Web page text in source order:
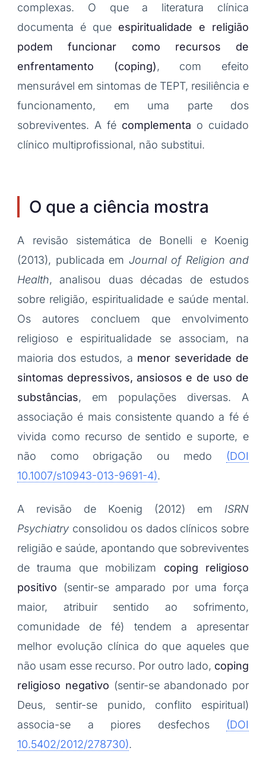
complexas. O que a literatura clínica
documenta é que espiritualidade e religião
podem funcionar como recursos de
enfrentamento (coping), com efeito
mensurável em sintomas de TEPT, resiliência e
funcionamento, em uma parte dos
sobreviventes. A fé complementa o cuidado
clínico multiprofissional, não substitui.
O que a ciência mostra
A revisão sistemática de Bonelli e Koenig
(2013), publicada em Journal of Religion and
Health, analisou duas décadas de estudos
sobre religião, espiritualidade e saúde mental.
Os autores concluem que envolvimento
religioso e espiritualidade se associam, na
maioria dos estudos, a menor severidade de
sintomas depressivos, ansiosos e de uso de
substâncias, em populações diversas. A
associação é mais consistente quando a fé é
vivida como recurso de sentido e suporte, e
não como obrigação ou medo (DOI
10.1007/s10943-013-9691-4).
A revisão de Koenig (2012) em ISRN
Psychiatry consolidou os dados clínicos sobre
religião e saúde, apontando que sobreviventes
de trauma que mobilizam coping religioso
positivo (sentir-se amparado por uma força
maior, atribuir sentido ao sofrimento,
comunidade de fé) tendem a apresentar
melhor evolução clínica do que aqueles que
não usam esse recurso. Por outro lado, coping
religioso negativo (sentir-se abandonado por
Deus, sentir-se punido, conflito espiritual)
associa-se a piores desfechos (DOI
10.5402/2012/278730).